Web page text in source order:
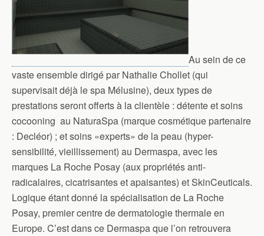
Au sein de ce
vaste ensemble dirigé par Nathalie Chollet (qui
supervisait déjà le spa Mélusine), deux types de
prestations seront offerts à la clientèle : détente et soins
cocooning au NaturaSpa (marque cosmétique partenaire
: Decléor) ; et soins «experts» de la peau (hyper-
sensibilité, vieillissement) au Dermaspa, avec les
marques La Roche Posay (aux propriétés anti-
radicalaires, cicatrisantes et apaisantes) et SkinCeuticals.
Logique étant donné la spécialisation de La Roche
Posay, premier centre de dermatologie thermale en
Europe. C’est dans ce Dermaspa que l’on retrouvera